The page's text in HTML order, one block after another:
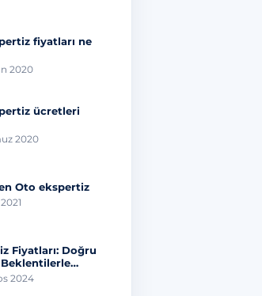
fiyatları ne
2020
ücretleri
2020
Oto ekspertiz
Fiyatları: Doğru
Öğrenin
2024